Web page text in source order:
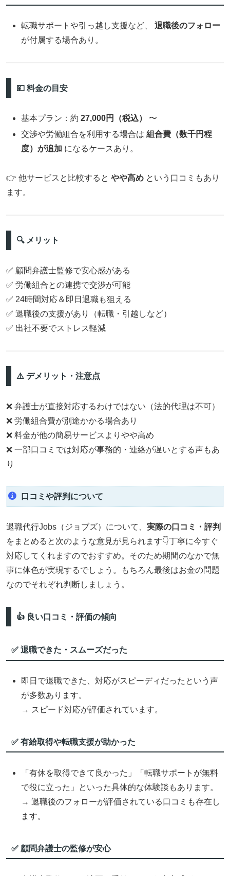
転職サポートや引っ越し支援など、退職後のフォロー
が付属する場合あり。
💴 料金の目安
基本プラン：約27,000円（税込）
〜
交渉や労働組合を利用する場合は組合費（数千円程
度）が追加 になるケースあり。
👉 他サービスと比較すると やや高め という口コミもあり
ます。
🔍 メリット
✅ 顧問弁護士監修で安心感がある
✅ 労働組合との連携で交渉が可能
✅ 24時間対応＆即日退職も狙える
✅ 退職後の支援があり（転職・引越しなど）
✅ 出社不要でストレス軽減
⚠️ デメリット・注意点
❌ 弁護士が直接対応するわけではない（法的代理は不可）
❌ 労働組合費が別途かかる場合あり
❌ 料金が他の簡易サービスよりやや高め
❌ 一部口コミでは対応が事務的・連絡が遅いとする声もあ
り
口コミや評判について
退職代行Jobs（ジョブズ）について、 実際の口コミ・評判
をまとめると次のような意見が見られます👇丁寧に今すぐ
対応してくれますのでおすすめ。そのため期間のなかで無
事に体色が実現するでしょう。もちろん最後はお金の問題
なのでそれぞれ判断しましょう。
👍 良い口コミ・評価の傾向
✅ 退職できた・スムーズだった
即日で退職できた、対応がスピーディだったという声
が多数あります。
→ スピード対応が評価されています。
✅ 有給取得や転職支援が助かった
「有休を取得できて良かった」「転職サポートが無料
で役に立った」といった具体的な体験談もあります。
→ 退職後のフォローが評価されている口コミも存在し
ます。
✅ 顧問弁護士の監修が安心